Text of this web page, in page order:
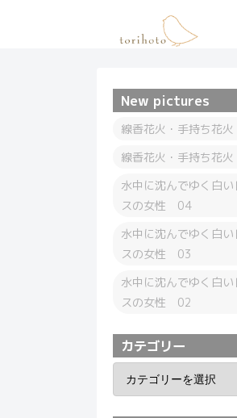
New pictures
線香花火・手持ち花
線香花火・手持ち花
水中に沈んでゆく白い
スの女性 04
水中に沈んでゆく白い
スの女性 03
水中に沈んでゆく白い
スの女性 02
カテゴリー